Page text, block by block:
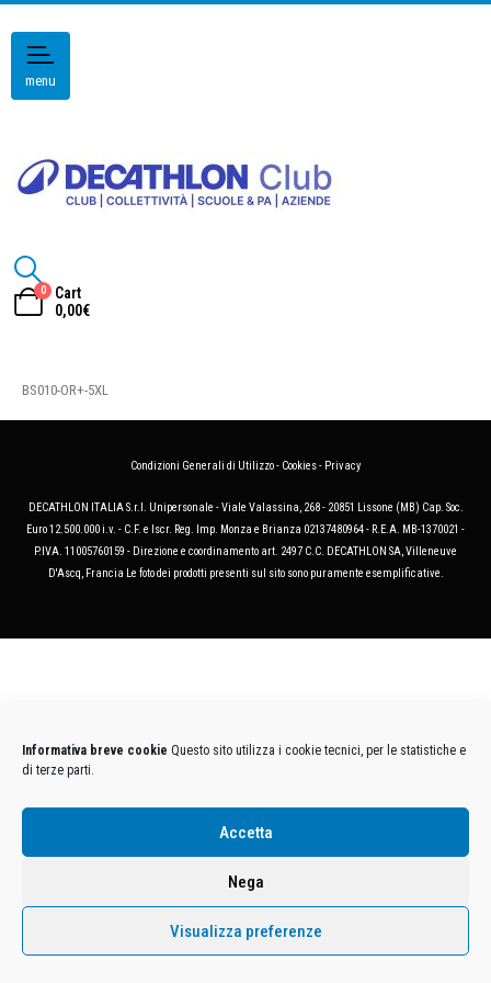
Informativa breve cookie Questo sito utilizza i cookie tecnici, per le statistiche e
di terze parti.
Accetta
Nega
Visualizza preferenze
menu
0
Cart
0,00€
BS010-OR+-5XL
Condizioni Generali di Utilizzo- Cookies- Privacy
DECATHLON ITALIA S.r.l. Unipersonale - Viale Valassina, 268 - 20851 Lissone (MB) Cap. Soc.
Euro 12.500.000 i.v. - C.F. e Iscr. Reg. Imp. Monza e Brianza 02137480964 - R.E.A. MB-1370021 -
P.IVA. 11005760159 - Direzione e coordinamento art. 2497 C.C. DECATHLON SA, Villeneuve
D'Ascq, Francia Le foto dei prodotti presenti sul sito sono puramente esemplificative.